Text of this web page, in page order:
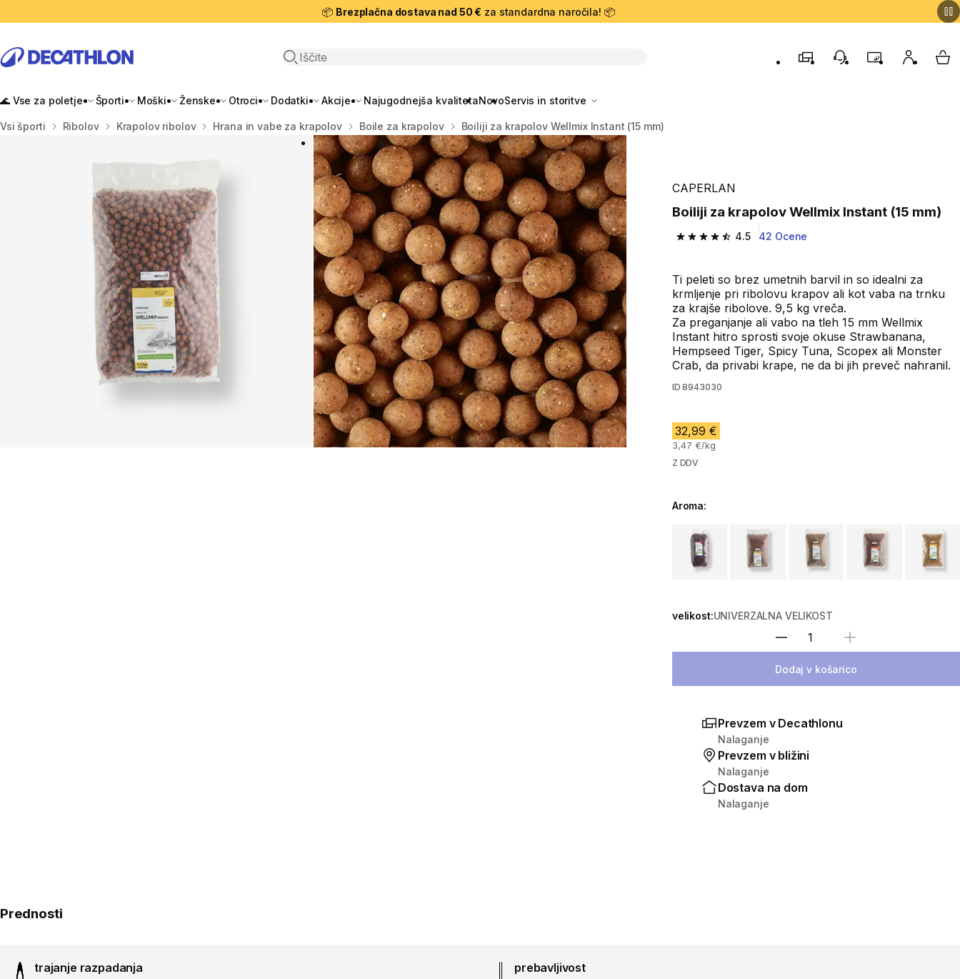
📦 Brezplačna dostava nad 50 € za standardna naročila! 📦
Odpri iskanje
TrgovinePodporo strankam
ProgramMoj račun
🌊 Vse za poletje Športi Moški Ženske Otroci Dodatki Akcije Najugodnejša kvalitetaNovoServis in storitve
Domov
Vsi športi Ribolov Krapolov ribolov Hrana in vabe za krapolov Boile za krapolov Boiliji za krapolov Wellmix Instant (15 mm)
CAPERLAN
Boiliji za krapolov Wellmix Instant (15 mm)
4.5
4.5 od 5 zvezdic from 42 ocene
42 Ocene
Ti peleti so brez umetnih barvil in so idealni za
krmljenje pri ribolovu krapov ali kot vaba na trnku
za krajše ribolove. 9,5 kg vreča.
Za preganjanje ali vabo na tleh 15 mm Wellmix
Instant hitro sprosti svoje okuse Strawbanana,
Hempseed Tiger, Spicy Tuna, Scopex ali Monster
Crab, da privabi krape, ne da bi jih preveč nahranil.
ID 8943030
32,99 €
3,47 €/kg
Z DDV
Aroma:
Choose a variant
velikost:UNIVERZALNA VELIKOST
Izberite količino
Dodaj v košarico
Prevzem v Decathlonu
Nalaganje
Prevzem v bližini
Nalaganje
Dostava na dom
Nalaganje
Prednosti
trajanje razpadanja prebavljivost